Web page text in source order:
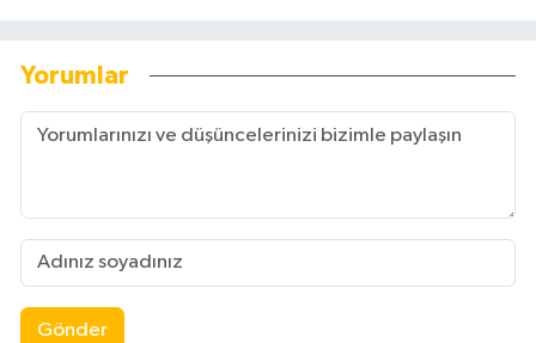
Yorumlar
Gönder